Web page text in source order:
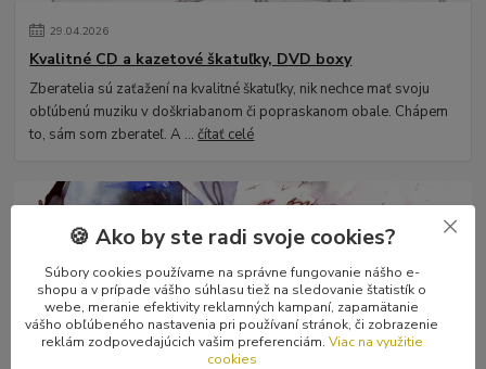
29.04.2026
Kvalitné CD a kazetové škatuľky, DVD boxy
Zberatelia sú zaťažení na kvalitné škatuľky, nik nechce mať svoju
obľúbenú muziku v doškriabanom či popraskanom obale. Chápem
to, sám som zberateľ. A ...čítať celé
🍪 Ako by ste radi svoje cookies?
Súbory cookies používame na správne fungovanie nášho e-
shopu a v prípade vášho súhlasu tiež na sledovanie štatistík o
webe, meranie efektivity reklamných kampaní, zapamätanie
vášho obľúbeného nastavenia pri používaní stránok, či zobrazenie
reklám zodpovedajúcich vašim preferenciám. Viac na využitie
cookies